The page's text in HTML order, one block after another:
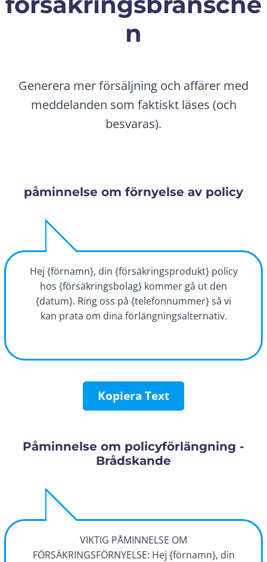
n
Generera mer försäljning och affärer med
meddelanden som faktiskt läses (och
besvaras).
påminnelse om förnyelse av policy
Hej {förnamn}, din {försäkringsprodukt} policy
hos {försäkringsbolag} kommer gå ut den
{datum}. Ring oss på {telefonnummer} så vi
kan prata om dina förlängningsalternativ.
Kopiera Text
Påminnelse om policyförlängning -
Brådskande
VIKTIG PÅMINNELSE OM
FÖRSÄKRINGSFÖRNYELSE: Hej {förnamn}, din